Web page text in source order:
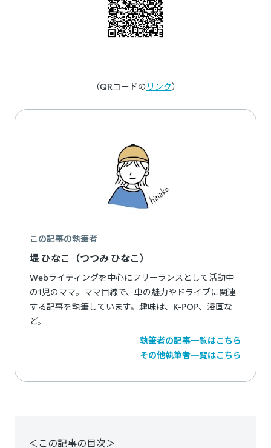
（QRコードの リンク）
この記事の執筆者
堤 ひなこ（つつみ ひなこ）
Webライティングを中心にフリーランスとして活動中
の1児のママ。ママ目線で、車の魅力やドライブに関連
する記事を執筆しています。趣味は、K-POP、漫画な
ど。
執筆者の記事一覧はこちら
その他執筆者一覧はこちら
＜この記事の目次＞